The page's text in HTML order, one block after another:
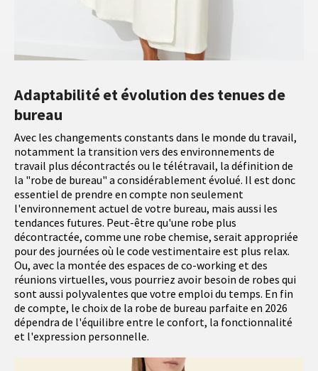
Adaptabilité et évolution des tenues de
bureau
Avec les changements constants dans le monde du travail,
notamment la transition vers des environnements de
travail plus décontractés ou le télétravail, la définition de
la "robe de bureau" a considérablement évolué. Il est donc
essentiel de prendre en compte non seulement
l'environnement actuel de votre bureau, mais aussi les
tendances futures. Peut-être qu'une robe plus
décontractée, comme une robe chemise, serait appropriée
pour des journées où le code vestimentaire est plus relax.
Ou, avec la montée des espaces de co-working et des
réunions virtuelles, vous pourriez avoir besoin de robes qui
sont aussi polyvalentes que votre emploi du temps. En fin
de compte, le choix de la robe de bureau parfaite en 2026
dépendra de l'équilibre entre le confort, la fonctionnalité
et l'expression personnelle.